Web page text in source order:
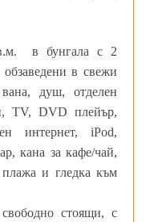
в бунгала с 2
в свежи
душ, отделен
TV, DVD плейър,
интернет, iPod,
кана за кафе/чай,
плажа и гледка към
стоящи, с